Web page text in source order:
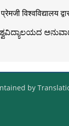
विश्वविद्यालय
by